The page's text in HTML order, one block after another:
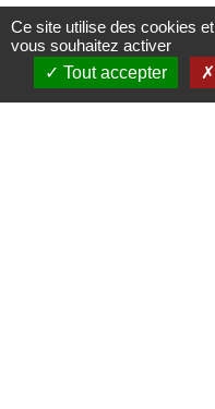
Ce site utilise des cookies
vous souhaitez activer
Tout accepter